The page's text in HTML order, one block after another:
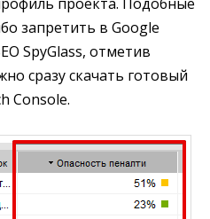
проекта. Подобные
запретить в Google
SpyGlass, отметив
сразу скачать готовый
Console.